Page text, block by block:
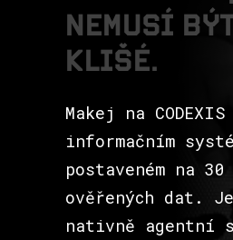
NEMUSÍ BÝ
KLIŠÉ.
Makej na
informačním
postaveném na
ověřených dat.
nativně agentní